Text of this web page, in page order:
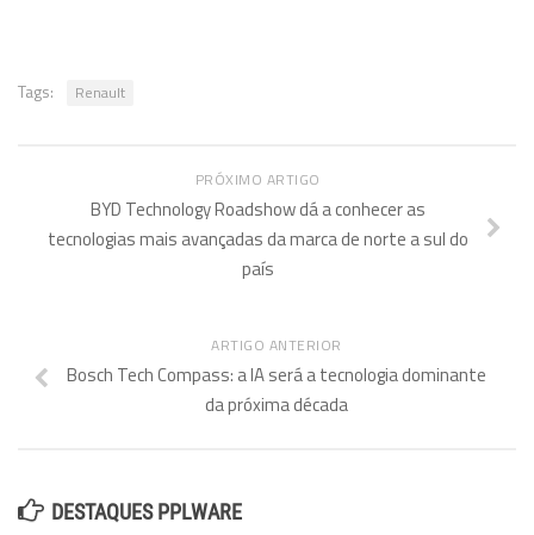
Tags: Renault
PRÓXIMO ARTIGO
BYD Technology Roadshow dá a conhecer as
tecnologias mais avançadas da marca de norte a sul do
país
ARTIGO ANTERIOR
Bosch Tech Compass: a IA será a tecnologia dominante
da próxima década
DESTAQUES PPLWARE